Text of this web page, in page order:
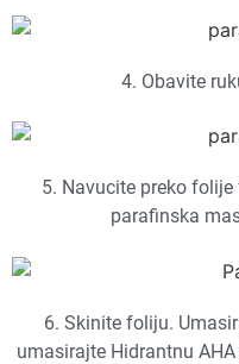
4. Obavite
5. Navucite preko
parafinska
6. Skinite foliju.
umasirajte Hidrantnu AHA